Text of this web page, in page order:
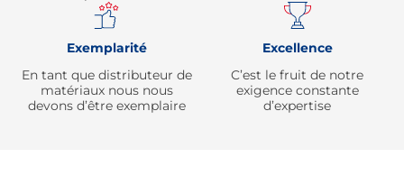
Exemplarité
En tant que distributeur de
matériaux nous nous
devons d’être exemplaire
Excellence
C’est le fruit de notre
exigence constante
d’expertise